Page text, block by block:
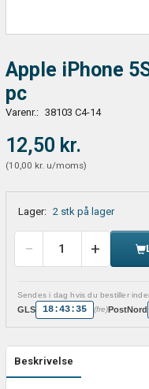
Apple iPhone
pc
Varenr.: 38103 C4-14
12,50 kr.
(10,00 kr. u/moms)
Lager: 2 stk på lager
Sendes i dag hvis du bestiller
GLS 18:43:34 (fre)PostNord
Beskrivelse